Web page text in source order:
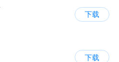
下载
下载